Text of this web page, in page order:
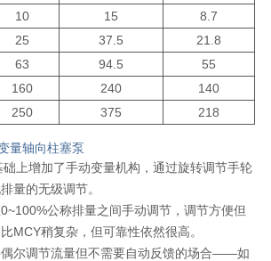
10 15
8.7
25 37.5
21.8
63 94.5
55
160 240
140
250 375 218
量轴向柱塞泵
础上增加了手动变量机构，通过旋转调节手轮
量的无级调节。
公称排量之间手动调节，调节方便但
MCY稍复杂，但可靠性依然很高。
尔调节流量但不需要自动反馈的场合——如